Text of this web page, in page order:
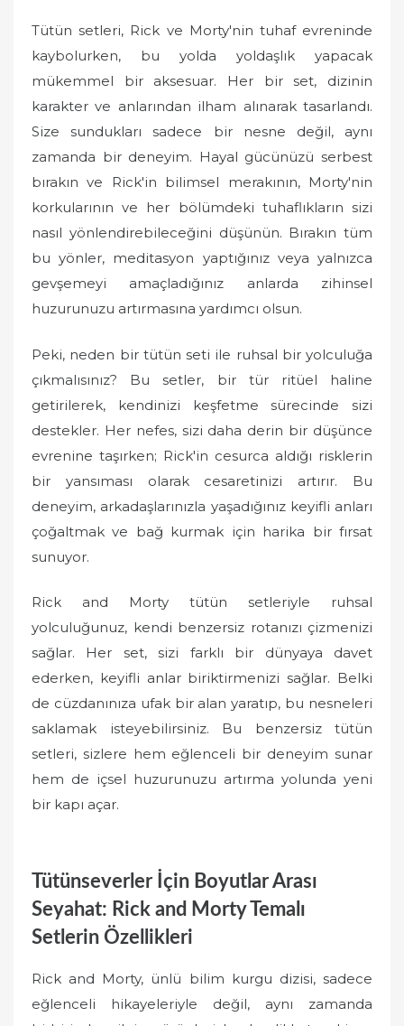
Tütün setleri, Rick ve Morty'nin tuhaf evreninde
kaybolurken, bu yolda yoldaşlık yapacak
mükemmel bir aksesuar. Her bir set, dizinin
karakter ve anlarından ilham alınarak tasarlandı.
Size sundukları sadece bir nesne değil, aynı
zamanda bir deneyim. Hayal gücünüzü serbest
bırakın ve Rick'in bilimsel merakının, Morty'nin
korkularının ve her bölümdeki tuhaflıkların sizi
nasıl yönlendirebileceğini düşünün. Bırakın tüm
bu yönler, meditasyon yaptığınız veya yalnızca
gevşemeyi amaçladığınız anlarda zihinsel
huzurunuzu artırmasına yardımcı olsun.
Peki, neden bir tütün seti ile ruhsal bir yolculuğa
çıkmalısınız? Bu setler, bir tür ritüel haline
getirilerek, kendinizi keşfetme sürecinde sizi
destekler. Her nefes, sizi daha derin bir düşünce
evrenine taşırken; Rick'in cesurca aldığı risklerin
bir yansıması olarak cesaretinizi artırır. Bu
deneyim, arkadaşlarınızla yaşadığınız keyifli anları
çoğaltmak ve bağ kurmak için harika bir fırsat
sunuyor.
Rick and Morty tütün setleriyle ruhsal
yolculuğunuz, kendi benzersiz rotanızı çizmenizi
sağlar. Her set, sizi farklı bir dünyaya davet
ederken, keyifli anlar biriktirmenizi sağlar. Belki
de cüzdanınıza ufak bir alan yaratıp, bu nesneleri
saklamak isteyebilirsiniz. Bu benzersiz tütün
setleri, sizlere hem eğlenceli bir deneyim sunar
hem de içsel huzurunuzu artırma yolunda yeni
bir kapı açar.
Tütünseverler İçin Boyutlar Arası
Seyahat: Rick and Morty Temalı
Setlerin Özellikleri
Rick and Morty, ünlü bilim kurgu dizisi, sadece
eğlenceli hikayeleriyle değil, aynı zamanda